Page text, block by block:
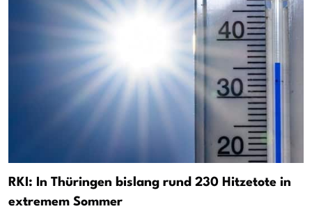
RKI: In Thüringen bislang rund 230 Hitzetote in
extremem Sommer